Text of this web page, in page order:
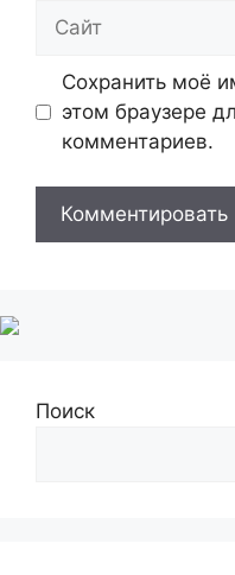
Сохранить моё
этом браузере
комментариев.
Поиск